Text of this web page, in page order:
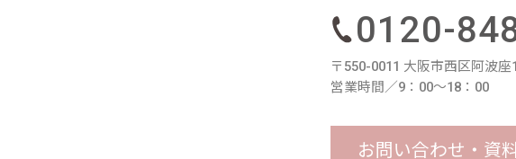
0120-
〒550-0011 大阪市西区阿波座
営業時間／9：00〜18：00
お問い合わせ・資